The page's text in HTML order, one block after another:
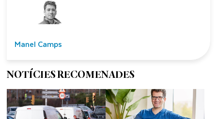
Manel Camps
NOTÍCIES RECOMENADES